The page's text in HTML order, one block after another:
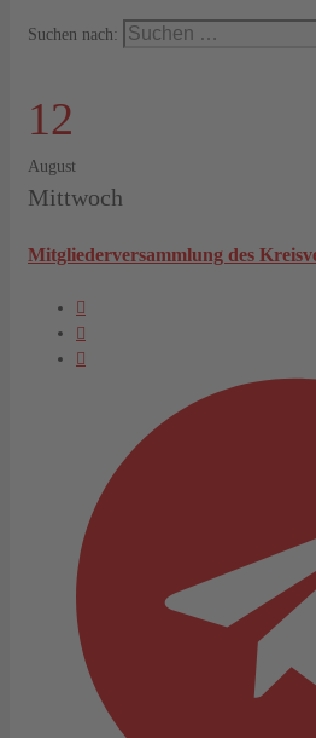
Suchen nach:
12
August
Mittwoch
Mitgliederversammlung des